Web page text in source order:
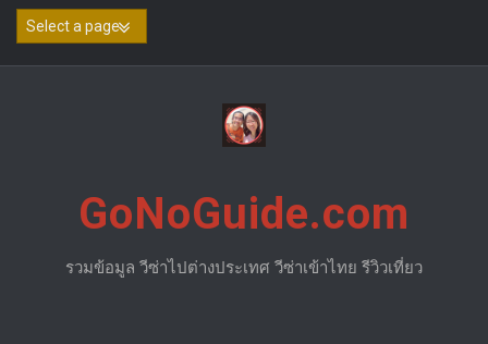
Skip
GoNoGuide.com
รวมข้อมูล วีซ่าไปต่างประเทศ วีซ่าเข้าไทย รีวิวเที่ยว